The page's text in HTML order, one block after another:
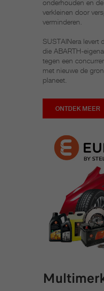
onderhouden en
verkleinen door
verminderen.
SUSTAINera levert
die ABARTH-
tegen een
met nieuwe de
planeet.
ONTDEK MEER